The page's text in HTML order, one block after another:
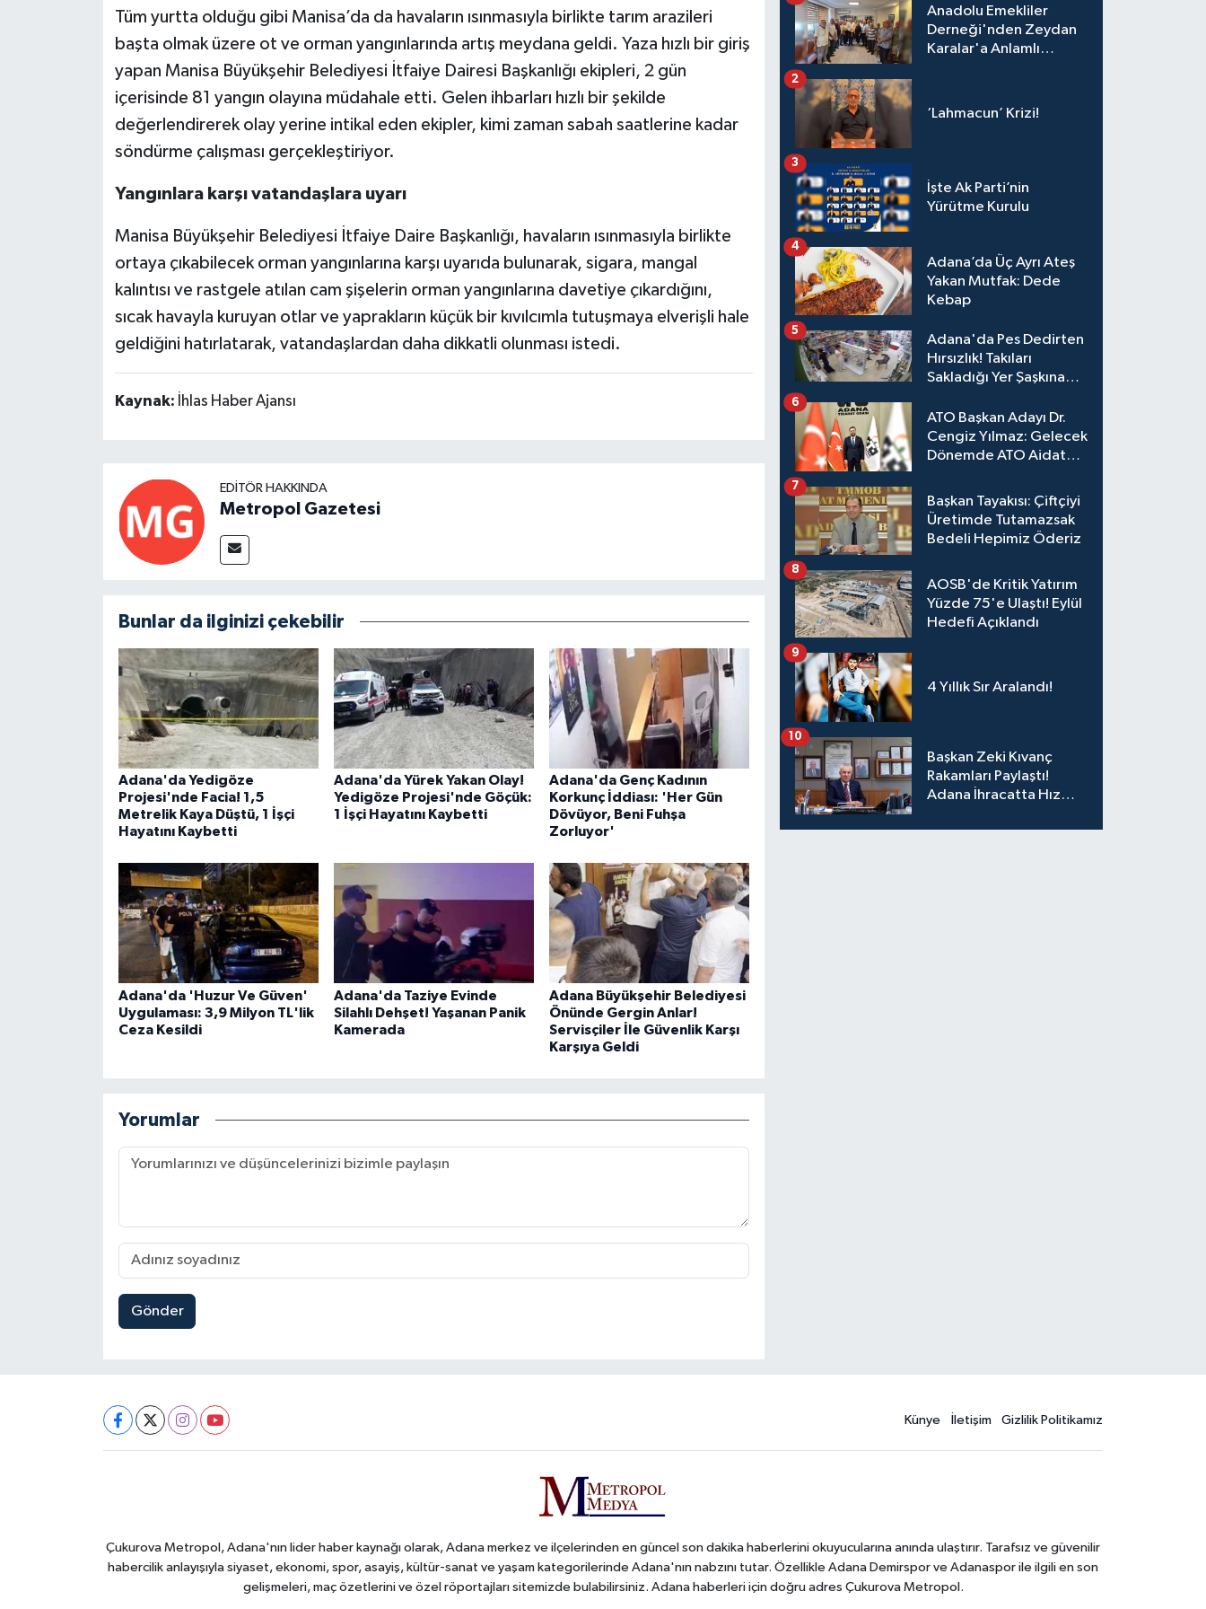
Tüm yurtta olduğu gibi Manisa’da da havaların ısınmasıyla birlikte tarım arazileri
başta olmak üzere ot ve orman yangınlarında artış meydana geldi. Yaza hızlı bir giriş
yapan Manisa Büyükşehir Belediyesi İtfaiye Dairesi Başkanlığı ekipleri, 2 gün
içerisinde 81 yangın olayına müdahale etti. Gelen ihbarları hızlı bir şekilde
değerlendirerek olay yerine intikal eden ekipler, kimi zaman sabah saatlerine kadar
söndürme çalışması gerçekleştiriyor.
Yangınlara karşı vatandaşlara uyarı
Manisa Büyükşehir Belediyesi İtfaiye Daire Başkanlığı, havaların ısınmasıyla birlikte
ortaya çıkabilecek orman yangınlarına karşı uyarıda bulunarak, sigara, mangal
kalıntısı ve rastgele atılan cam şişelerin orman yangınlarına davetiye çıkardığını,
sıcak havayla kuruyan otlar ve yaprakların küçük bir kıvılcımla tutuşmaya elverişli hale
geldiğini hatırlatarak, vatandaşlardan daha dikkatli olunması istedi.
Kaynak: İhlas Haber Ajansı
EDITÖR HAKKINDA
Metropol Gazetesi
Bunlar da ilginizi çekebilir
Adana'da Yedigöze
Projesi'nde Facia! 1,5
Metrelik Kaya Düştü, 1 İşçi
Hayatını Kaybetti
Adana'da Yürek Yakan Olay!
Yedigöze Projesi'nde Göçük:
1 İşçi Hayatını Kaybetti
Adana'da Genç Kadının
Korkunç İddiası: 'Her Gün
Dövüyor, Beni Fuhşa
Zorluyor'
Adana'da 'Huzur Ve Güven'
Uygulaması: 3,9 Milyon TL'lik
Ceza Kesildi
Adana'da Taziye Evinde
Silahlı Dehşet! Yaşanan Panik
Kamerada
Adana Büyükşehir Belediyesi
Önünde Gergin Anlar!
Servisçiler İle Güvenlik Karşı
Karşıya Geldi
Yorumlar
Gönder
Anadolu Emekliler
Derneği'nden Zeydan
Karalar'a Anlamlı
‘Lahmacun’ Krizi!
2
İşte Ak Parti’nin
Yürütme Kurulu
3
Adana’da Üç Ayrı Ateş
Yakan Mutfak: Dede
Kebap
4
Adana'da Pes Dedirten
Hırsızlık! Takıları
Sakladığı Yer Şaşkına
5
ATO Başkan Adayı Dr.
Cengiz Yılmaz: Gelecek
Dönemde ATO Aidat
Üyelerimize Ve
Adana'ya Yatırılacak
6
Başkan Tayakısı: Çiftçiyi
Üretimde Tutamazsak
Bedeli Hepimiz Öderiz
7
AOSB'de Kritik Yatırım
Yüzde 75'e Ulaştı! Eylül
Hedefi Açıklandı
8
4 Yıllık Sır Aralandı!
9
Başkan Zeki Kıvanç
Rakamları Paylaştı!
Adana İhracatta Hız
10
Künye İletişim Gizlilik Politikamız
Çukurova Metropol, Adana'nın lider haber kaynağı olarak, Adana merkez ve ilçelerinden en güncel son dakika haberlerini okuyucularına anında ulaştırır. Tarafsız ve güvenilir
habercilik anlayışıyla siyaset, ekonomi, spor, asayiş, kültür-sanat ve yaşam kategorilerinde Adana'nın nabzını tutar. Özellikle Adana Demirspor ve Adanaspor ile ilgili en son
gelişmeleri, maç özetlerini ve özel röportajları sitemizde bulabilirsiniz. Adana haberleri için doğru adres Çukurova Metropol.